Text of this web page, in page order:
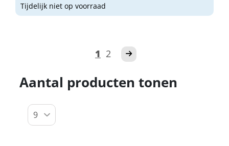
Tijdelijk niet op voorraad
1 2
Aantal producten tonen